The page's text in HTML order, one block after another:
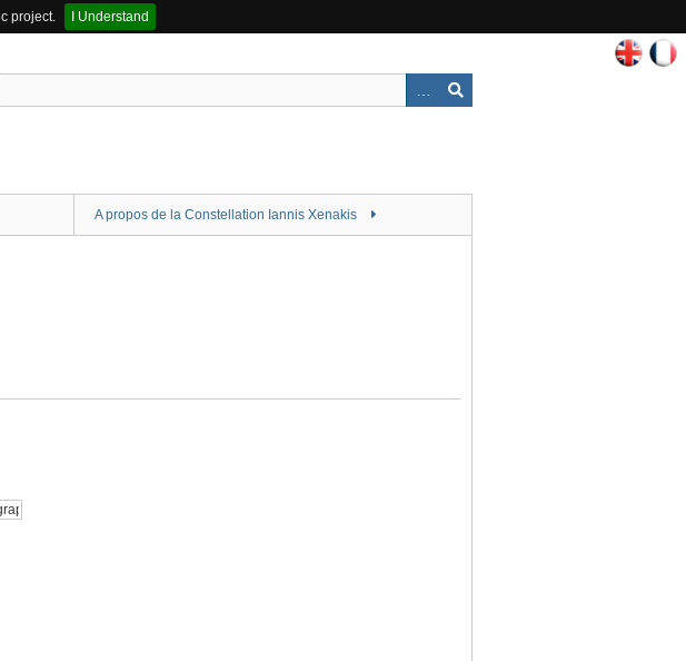
project.
I Understand
A propos de la Constellation Iannis Xenakis